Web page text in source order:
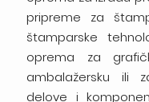
pripreme za
štamparske
oprema za
ambalažersku ili
delove i